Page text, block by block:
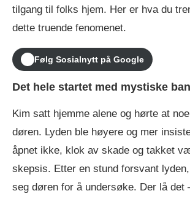
tilgang til folks hjem. Her er hva du
dette truende fenomenet.
Følg Sosialnytt på Google
Det hele startet med mystiske
Kim satt hjemme alene og hørte at
døren. Lyden ble høyere og mer
åpnet ikke, klok av skade og takket
skepsis. Etter en stund forsvant
seg døren for å undersøke. Der lå det